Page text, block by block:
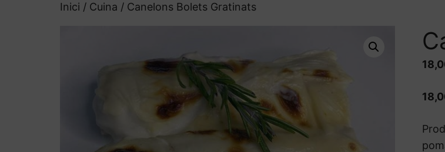
Inici / Cuina / Canelons Bolets Gratinats